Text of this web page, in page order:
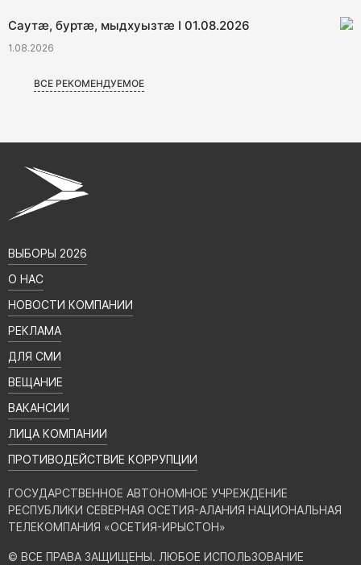
Саутӕ, буртӕ, мыдхуызтӕ I 01.08.2026
1.08.2026
ВСЕ РЕКОМЕНДУЕМОЕ
ВЫБОРЫ 2026
О НАС
НОВОСТИ КОМПАНИИ
РЕКЛАМА
ДЛЯ СМИ
ВЕЩАНИЕ
ВАКАНСИИ
ЛИЦА КОМПАНИИ
ПРОТИВОДЕЙСТВИЕ КОРРУПЦИИ
ГОСУДАРСТВЕННОЕ АВТОНОМНОЕ УЧРЕЖДЕНИЕ
РЕСПУБЛИКИ СЕВЕРНАЯ ОСЕТИЯ-АЛАНИЯ НАЦИОНАЛЬНАЯ
ТЕЛЕКОМПАНИЯ «ОСЕТИЯ-ИРЫСТОН»
© ВСЕ ПРАВА ЗАЩИЩЕНЫ. ЛЮБОЕ ИСПОЛЬЗОВАНИЕ